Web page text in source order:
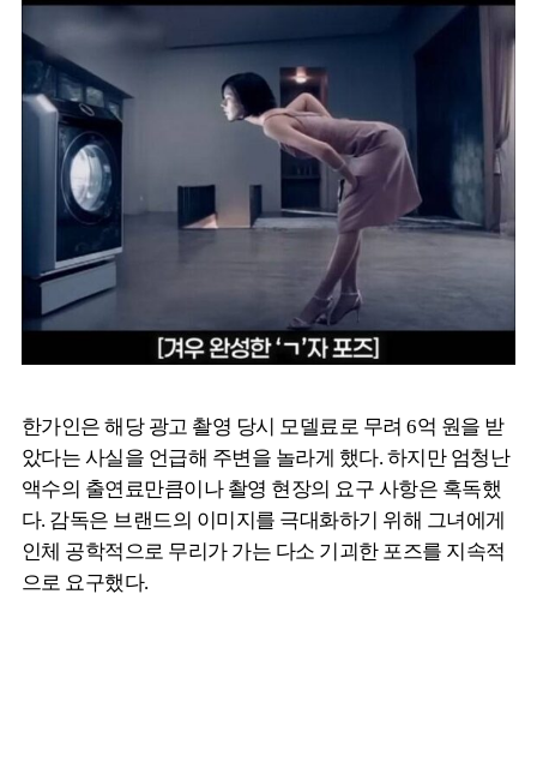
한가인은 해당 광고 촬영 당시 모델료로 무려 6억 원을 받
았다는 사실을 언급해 주변을 놀라게 했다. 하지만 엄청난
액수의 출연료만큼이나 촬영 현장의 요구 사항은 혹독했
다. 감독은 브랜드의 이미지를 극대화하기 위해 그녀에게
인체 공학적으로 무리가 가는 다소 기괴한 포즈를 지속적
으로 요구했다.